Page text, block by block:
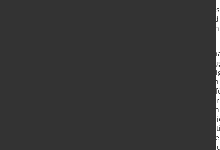
Trotz bzw. wegen dieser
2023 gegen den allgemeinen
Zahlungsverhalten über die Jahre
Mehrere wirtschaftliche Faktoren
Jahren ausgebremst. Der
europäische Unternehmen mit
diese Subventionen zu
Weltmarkt geführt, was die
Aluminium, belastete. „Ein
zu grünen Technologien in
zur E-Mobilität hat zu einer
Metallsektor“, sagt Coface-
im Verarbeitenden Gewerbe mit
Anstieg der Energiepreise die